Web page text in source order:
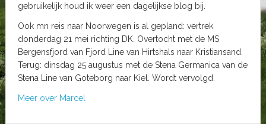
gebruikelijk houd ik weer een dagelijkse blog bij.
Ook mn reis naar Noorwegen is al gepland: vertrek
donderdag 21 mei richting DK. Overtocht met de MS
Bergensfjord van Fjord Line van Hirtshals naar Kristiansand.
Terug: dinsdag 25 augustus met de Stena Germanica van de
Stena Line van Goteborg naar Kiel. Wordt vervolgd.
Meer over Marcel